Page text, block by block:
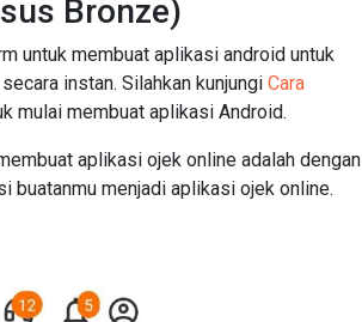
Bronze)
untuk membuat aplikasi android untuk
instan. Silahkan kunjungi Cara
mulai membuat aplikasi Android.
aplikasi ojek online adalah dengan
buatanmu menjadi aplikasi ojek online.